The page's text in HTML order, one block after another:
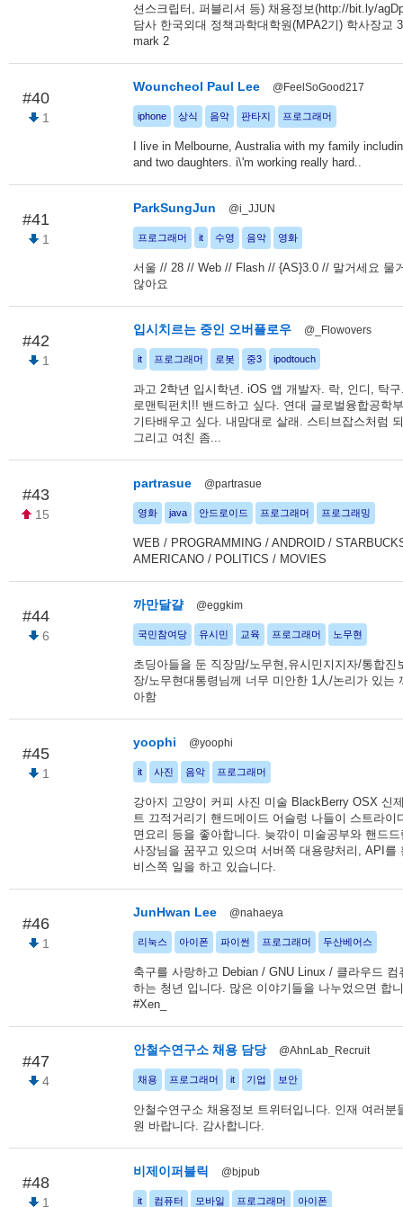
션스크립터, 퍼블리셔 등) 채용정보(http://bit.ly/
담사 한국외대 정책과학대학원(MPA2기) 학사장교
mark 2
#40
1
Wouncheol Paul Lee @FeelSoGood217
iphone 상식 음악 판타지 프로그래머
I live in Melbourne, Australia with my family
and two daughters. i\'m working really hard..
#41
1
ParkSungJun @i_JJUN
프로그래머 it 수영 음악 영화
서울 // 28 // Web // Flash // {AS}3.0 // 말거세요 물
않아요
#42
1
입시치르는 중인 오버플로우 @_Flowovers
it 프로그래머 로봇 중3 ipodtouch
과고 2학년 입시학년. iOS 앱 개발자. 락, 인디, 탁
로맨틱펀치!! 밴드하고 싶다. 연대 글로벌융합공학
기타배우고 싶다. 내맘대로 살래. 스티브잡스처럼
그리고 여친 좀...
#43
15
partrasue @partrasue
영화 java 안드로이드 프로그래머 프로그래밍
WEB / PROGRAMMING / ANDROID /
AMERICANO / POLITICS / MOVIES
#44
6
까만달걀 @eggkim
국민참여당 유시민 교육 프로그래머 노무현
초딩아들을 둔 직장맘/노무현,유시민지지자/통합진
장/노무현대통령님께 너무 미안한 1人/논리가 있는
아함
#45
1
yoophi @yoophi
it 사진 음악 프로그래머
강아지 고양이 커피 사진 미술 BlackBerry OSX 신
트 끄적거리기 핸드메이드 어슬렁 나들이 스트라이
면요리 등을 좋아합니다. 늦깎이 미술공부와 핸드
사장님을 꿈꾸고 있으며 서버쪽 대용량처리, API를
비스쪽 일을 하고 있습니다.
#46
1
JunHwan Lee @nahaeya
리눅스 아이폰 파이썬 프로그래머 두산베어스
축구를 사랑하고 Debian / GNU Linux / 클라우드 컴
하는 청년 입니다. 많은 이야기들을 나누었으면 합
#Xen_
#47
4
안철수연구소 채용 담당 @AhnLab_Recruit
채용 프로그래머 it 기업 보안
안철수연구소 채용정보 트위터입니다. 인재 여러분
원 바랍니다. 감사합니다.
#48
1
비제이퍼블릭 @bjpub
it 컴퓨터 모바일 프로그래머 아이폰